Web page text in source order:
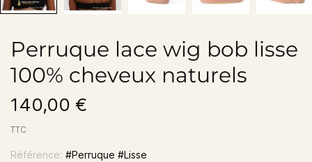
Perruque lace wig bob lisse
100% cheveux naturels
140,00 €
TTC
Référence: #Perruque #Lisse